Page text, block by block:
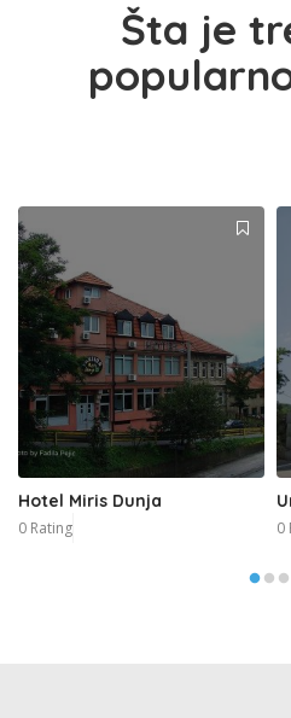
Šta je
Hotel Miris Dunja
0 Rating 0